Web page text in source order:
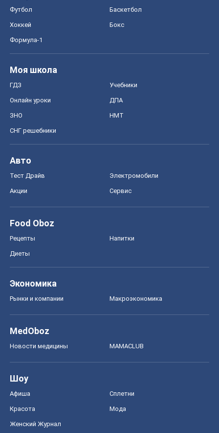
Футбол Баскетбол
Хоккей Бокс
Формула-1
Моя школа
ГДЗ Учебники
Онлайн уроки ДПА
ЗНО НМТ
СНГ решебники
Авто
Тест Драйв Электромобили
Акции Сервис
Food Oboz
Рецепты Напитки
Диеты
Экономика
Рынки и компании Mакроэкономика
MedOboz
Новости медицины MAMACLUB
Шоу
Афиша Сплетни
Красота Мода
Женский Журнал